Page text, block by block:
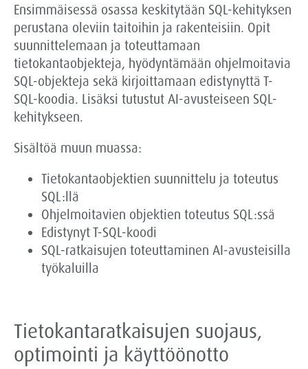
Ensimmäisessä osassa keskitytään SQL-kehityksen
perustana oleviin taitoihin ja rakenteisiin. Opit
suunnittelemaan ja toteuttamaan
tietokantaobjekteja, hyödyntämään ohjelmoitavia
SQL-objekteja sekä kirjoittamaan edistynyttä T-
SQL-koodia. Lisäksi tutustut AI-avusteiseen SQL-
kehitykseen.
Sisältöä muun muassa:
Tietokantaobjektien suunnittelu ja toteutus
SQL:llä
Ohjelmoitavien objektien toteutus SQL:ssä
Edistynyt T-SQL-koodi
SQL-ratkaisujen toteuttaminen AI-avusteisilla
työkaluilla
Tietokantaratkaisujen suojaus,
optimointi ja käyttöönotto